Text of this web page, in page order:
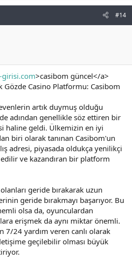
#14
>casibom güncel</a>
Gözde Casino Platformu: Casibom
artık duymuş olduğu
adından genellikle söz ettiren bir
haline geldi. Ülkemizin en iyi
biri olarak tanınan Casibom'un
adresi, piyasada oldukça yenilikçi
ve kazandıran bir platform
geride bırakarak uzun
geride bırakmayı başarıyor. Bu
olsa da, oyunculardan
erişmek da aynı miktar önemli.
7/24 yardım veren canlı olarak
geçilebilir olması büyük